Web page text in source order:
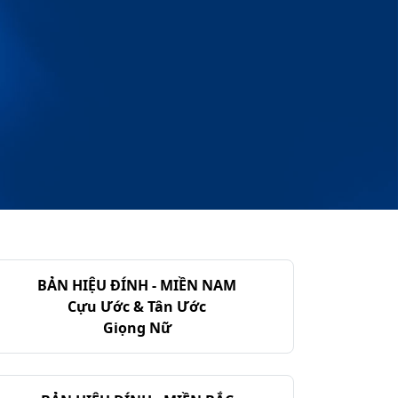
BẢN HIỆU ĐÍNH - MIỀN NAM
Cựu Ước & Tân Ước
Giọng Nữ